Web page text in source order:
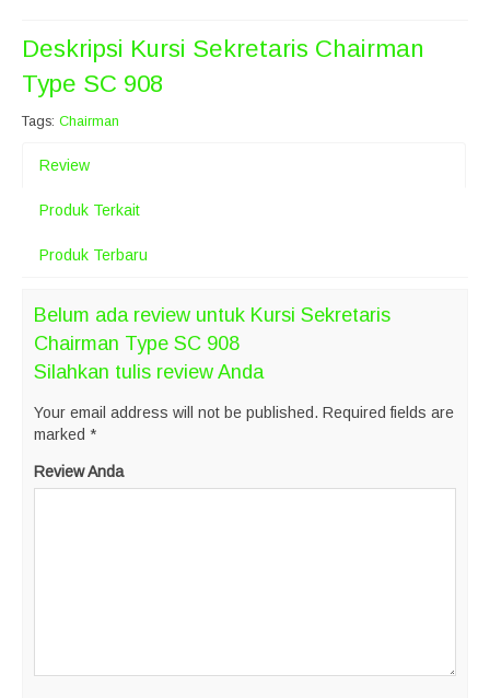
Deskripsi Kursi Sekretaris Chairman
Type SC 908
Tags: Chairman
Review
Produk Terkait
Produk Terbaru
Belum ada review untuk Kursi Sekretaris
Chairman Type SC 908
Silahkan tulis review Anda
Your email address will not be published. Required fields are
marked *
Review Anda